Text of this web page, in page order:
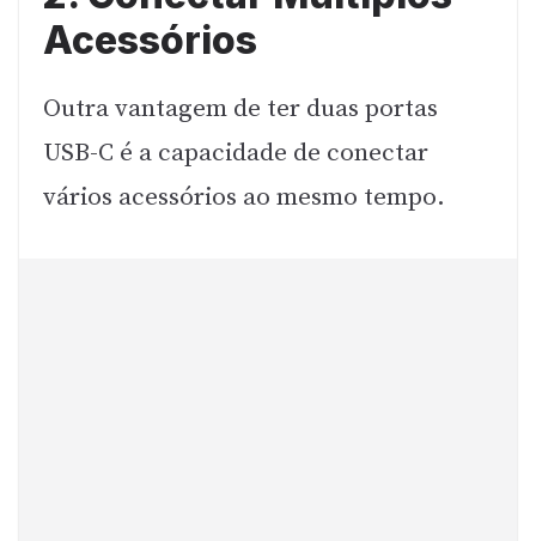
Acessórios
Outra vantagem de ter duas portas
USB-C é a capacidade de conectar
vários acessórios ao mesmo tempo.